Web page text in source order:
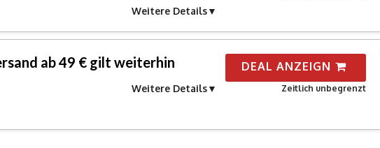
Weitere Details
ab 49 € gilt weiterhin
Weitere Details
DEAL ANZEIGN
Zeitlich unbegrenzt